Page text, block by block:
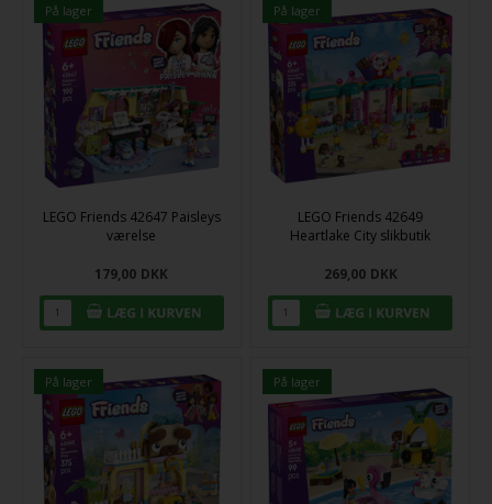
På lager
LEGO Friends 42647 Paisleys
værelse
179,00 DKK
På lager
LEGO Friends 42649
Heartlake City slikbutik
269,00 DKK
På lager På lager